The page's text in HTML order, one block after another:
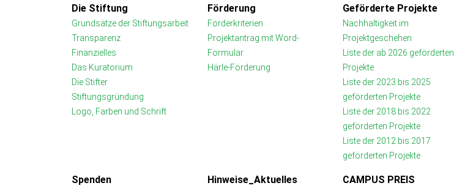
Die Stiftung
Grundsätze der Stiftungsarbeit
Transparenz
Finanzielles
Das Kuratorium
Die Stifter
Stiftungsgründung
Logo, Farben und Schrift
Förderung
Förderkriterien
Projektantrag mit Word-
Formular
Härle-Förderung
Geförderte Projekte
Nachhaltigkeit im
Projektgeschehen
Liste der ab 2026 geförderten
Projekte
Liste der 2023 bis 2025
geförderten Projekte
Liste der 2018 bis 2022
geförderten Projekte
Liste der 2012 bis 2017
geförderten Projekte
Spenden Hinweise_Aktuelles CAMPUS PREIS